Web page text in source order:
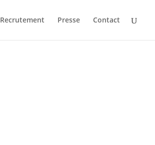
Recrutement Presse Contact